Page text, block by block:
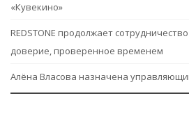
«Кувекино»
REDSTONE продолжает
доверие, проверенное временем
Алёна Власова назначена